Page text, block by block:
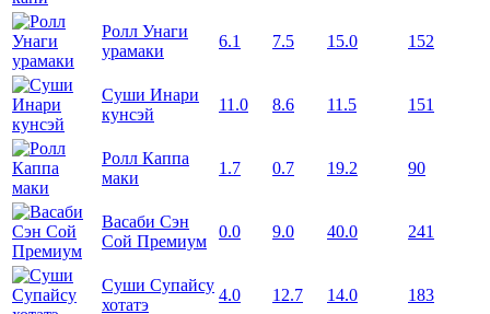
Ролл Унаги
урамаки
6.1 7.5 15.0 152
Суши Инари
кунсэй
11.0 8.6 11.5 151
Ролл Каппа
маки
1.7 0.7 19.2 90
Васаби Сэн
Сой Премиум
0.0 9.0 40.0 241
Суши Супайсу
хотатэ
4.0 12.7 14.0 183